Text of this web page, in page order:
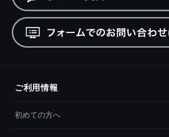
ご利用情報
初めての方へ